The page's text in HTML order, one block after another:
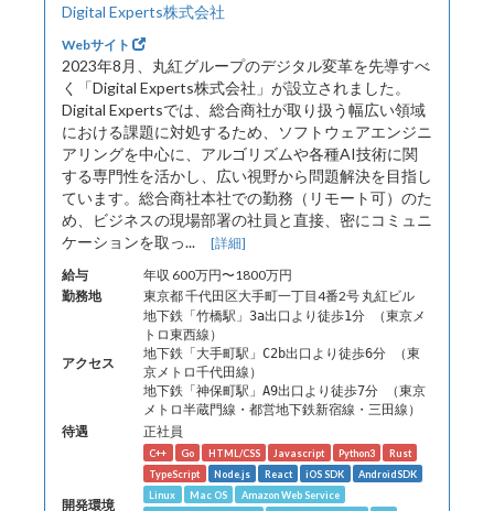
Digital Experts株式会社
Webサイト
2023年8月、丸紅グループのデジタル変革を先導すべ
く「Digital Experts株式会社」が設立されました。
Digital Expertsでは、総合商社が取り扱う幅広い領域
における課題に対処するため、ソフトウェアエンジニ
アリングを中心に、アルゴリズムや各種AI技術に関
する専門性を活かし、広い視野から問題解決を目指し
ています。総合商社本社での勤務（リモート可）のた
め、ビジネスの現場部署の社員と直接、密にコミュニ
ケーションを取っ... [詳細]
給与
年収 600万円〜1800万円
勤務地
東京都 千代田区大手町一丁目4番2号 丸紅ビル
アクセス
地下鉄「竹橋駅」3a出口より徒歩1分 （東京メ
トロ東西線）
地下鉄「大手町駅」C2b出口より徒歩6分 （東
京メトロ千代田線）
地下鉄「神保町駅」A9出口より徒歩7分 （東京
メトロ半蔵門線・都営地下鉄新宿線・三田線）
待遇 正社員
開発環境
C++ Go HTML/CSS Javascript Python3
Rust
TypeScript
Node.js React iOS SDK
AndroidSDK
Linux
Mac OS
Amazon Web Service